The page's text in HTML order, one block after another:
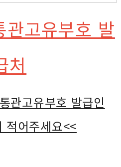
고유부호 발
처
관고유부호 발급인
적어주세요<<